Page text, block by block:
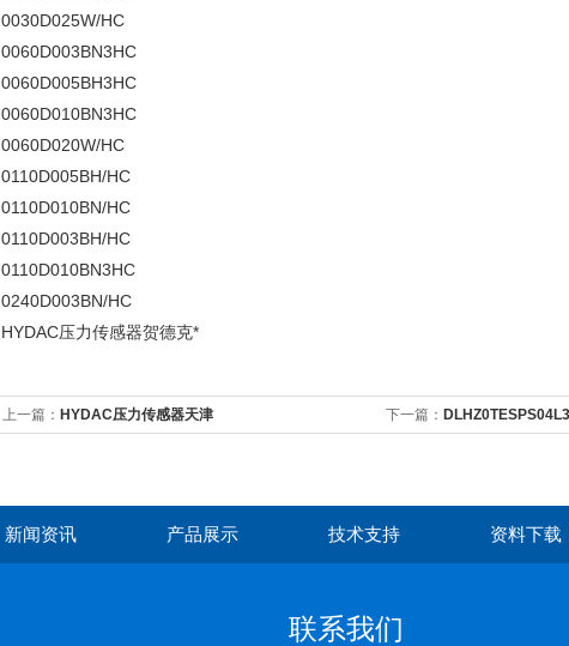
0030D025W/HC
0060D003BN3HC
0060D005BH3HC
0060D010BN3HC
0060D020W/HC
0110D005BH/HC
0110D010BN/HC
0110D003BH/HC
0110D010BN3HC
0240D003BN/HC
HYDAC压力传感器贺德克*
上一篇： HYDAC压力传感器天津 下一篇：
新闻资讯 产品展示 技术支持 资料下载
联系我们